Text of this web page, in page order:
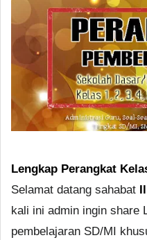
Lengkap Perangkat
Selamat datang sahabat
kali ini admin ingin share
pembelajaran SD/MI